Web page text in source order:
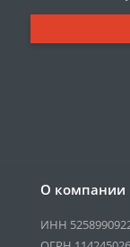
О компании
ИНН